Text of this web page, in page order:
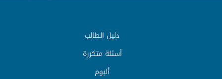
دليل الطالب
أسئلة متكررة
ألبوم